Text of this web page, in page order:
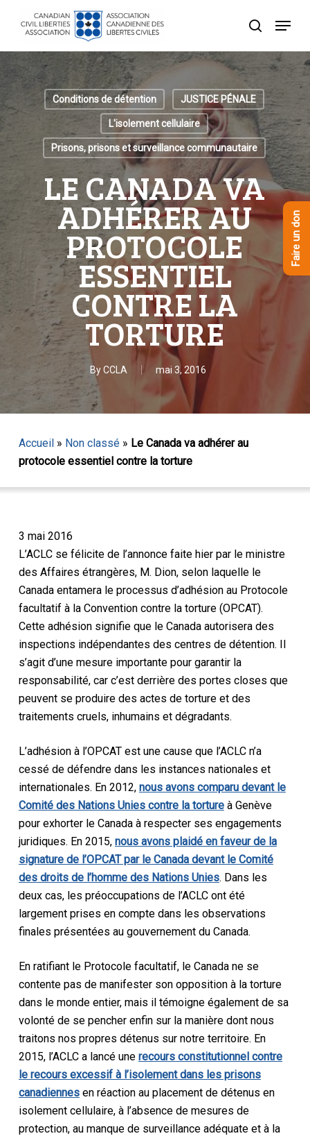
content
recherche
Menu
Conditions de détention JUSTICE PÉNALE
L'isolement cellulaire
Prisons, prisons et surveillance communautaire
LE CANADA VA
ADHÉRER AU
PROTOCOLE
ESSENTIEL
CONTRE LA
TORTURE
ByCCLA mai 3, 2016
Accueil» Non classé» Le Canada va adhérer au
protocole essentiel contre la torture
3 mai 2016
L’ACLC se félicite de l’annonce faite hier par le ministre
des Affaires étrangères, M. Dion, selon laquelle le
Canada entamera le processus d’adhésion au Protocole
facultatif à la Convention contre la torture (OPCAT).
Cette adhésion signifie que le Canada autorisera des
inspections indépendantes des centres de détention. Il
s’agit d’une mesure importante pour garantir la
responsabilité, car c’est derrière des portes closes que
peuvent se produire des actes de torture et des
traitements cruels, inhumains et dégradants.
L’adhésion à l’OPCAT est une cause que l’ACLC n’a
cessé de défendre dans les instances nationales et
internationales. En 2012, nous avons comparu devant le
Comité des Nations Unies contre la tortureà Genève
pour exhorter le Canada à respecter ses engagements
juridiques. En 2015, nous avons plaidé en faveur de la
signature de l’OPCAT par le Canada devant le Comité
des droits de l’homme des Nations Unies. Dans les
deux cas, les préoccupations de l’ACLC ont été
largement prises en compte dans les observations
finales présentées au gouvernement du Canada.
En ratifiant le Protocole facultatif, le Canada ne se
contente pas de manifester son opposition à la torture
dans le monde entier, mais il témoigne également de sa
volonté de se pencher enfin sur la manière dont nous
traitons nos propres détenus sur notre territoire. En
2015, l’ACLC a lancé une recours constitutionnel contre
le recours excessif à l’isolement dans les prisons
canadiennes en réaction au placement de détenus en
isolement cellulaire, à l’absence de mesures de
protection, au manque de surveillance adéquate et à la
Menu
Faire un don